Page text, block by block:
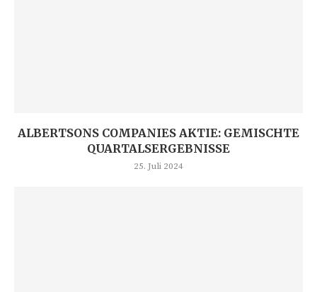
ALBERTSONS COMPANIES AKTIE: GEMISCHTE
QUARTALSERGEBNISSE
25. Juli 2024